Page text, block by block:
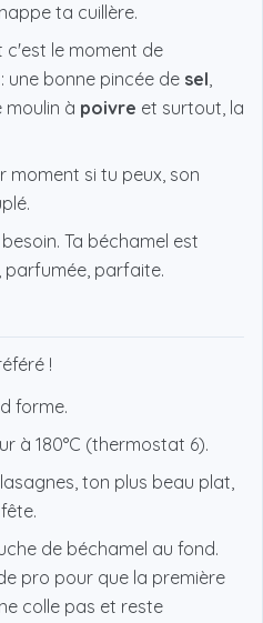
ta cuillère.
c'est le moment de
une bonne pincée de sel,
moulin à poivre et surtout, la
moment si tu peux, son
Ta béchamel est
parfumée, parfaite.
!
forme.
à 180°C (thermostat 6).
ton plus beau plat,
de béchamel au fond.
pro pour que la première
colle pas et reste